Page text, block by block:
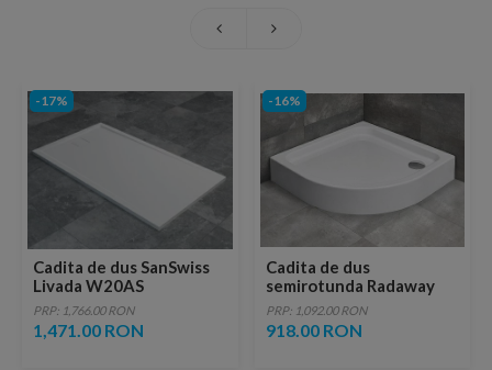
-17%
Cadita de dus SanSwiss
Livada W20AS
100x80xH3,5 cm
marmura sintetica alba
PRP: 1,766.00 RON
1,471.00 RON
-16%
Cadita de dus
semirotunda Radaway
Siros A 90x90,
autoportanta
PRP: 1,092.00 RON
918.00 RON